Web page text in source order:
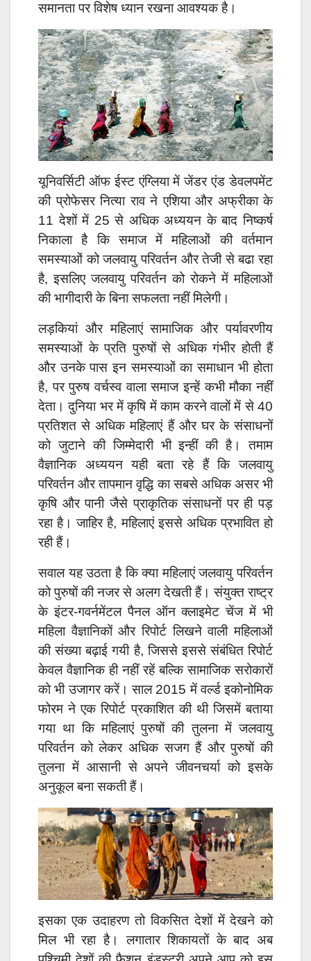
समानता पर विशेष ध्यान रखना आवश्यक है।
यूनिवर्सिटी ऑफ ईस्ट एंग्लिया में जेंडर एंड डेवलपमेंट
की प्रोफेसर नित्या राव ने एशिया और अफ्रीका के
11 देशों में 25 से अधिक अध्ययन के बाद निष्कर्ष
निकाला है कि समाज में महिलाओं की वर्तमान
समस्याओं को जलवायु परिवर्तन और तेजी से बढा रहा
है, इसलिए जलवायु परिवर्तन को रोकने में महिलाओं
की भागीदारी के बिना सफलता नहीं मिलेगी।
लड़कियां और महिलाएं सामाजिक और पर्यावरणीय
समस्याओं के प्रति पुरुषों से अधिक गंभीर होती हैं
और उनके पास इन समस्याओं का समाधान भी होता
है, पर पुरुष वर्चस्व वाला समाज इन्हें कभी मौका नहीं
देता। दुनिया भर में कृषि में काम करने वालों में से 40
प्रतिशत से अधिक महिलाएं हैं और घर के संसाधनों
को जुटाने की जिम्मेदारी भी इन्हीं की है। तमाम
वैज्ञानिक अध्ययन यही बता रहे हैं कि जलवायु
परिवर्तन और तापमान वृद्धि का सबसे अधिक असर भी
कृषि और पानी जैसे प्राकृतिक संसाधनों पर ही पड़
रहा है। जाहिर है, महिलाएं इससे अधिक प्रभावित हो
रही हैं।
सवाल यह उठता है कि क्या महिलाएं जलवायु परिवर्तन
को पुरुषों की नजर से अलग देखती हैं। संयुक्त राष्ट्र
के इंटर-गवर्नमेंटल पैनल ऑन क्लाइमेट चेंज में भी
महिला वैज्ञानिकों और रिपोर्ट लिखने वाली महिलाओं
की संख्या बढ़ाई गयी है, जिससे इससे संबंधित रिपोर्ट
केवल वैज्ञानिक ही नहीं रहें बल्कि सामाजिक सरोकारों
को भी उजागर करें। साल 2015 में वर्ल्ड इकोनोमिक
फोरम ने एक रिपोर्ट प्रकाशित की थी जिसमें बताया
गया था कि महिलाएं पुरुषों की तुलना में जलवायु
परिवर्तन को लेकर अधिक सजग हैं और पुरुषों की
तुलना में आसानी से अपने जीवनचर्या को इसके
अनुकूल बना सकती हैं।
इसका एक उदाहरण तो विकसित देशों में देखने को
मिल भी रहा है। लगातार शिकायतों के बाद अब